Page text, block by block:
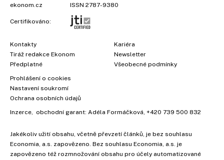
ekonom.cz
ISSN 2787-9380
Certifikováno:
Kontakty
Tiráž redakce Ekonom
Předplatné
Kariéra
Newsletter
Všeobecné podmínky
Prohlášení o cookies
Nastavení soukromí
Ochrana osobních údajů
Inzerce , obchodní garant: Adéla Formáčková +420 739 500 832
Jakékoliv užití obsahu, včetně převzetí článků, je bez souhlasu
Economia, a.s. zapovězeno. Bez souhlasu Economia, a.s. je
zapovězeno též rozmnožování obsahu pro účely automatizované